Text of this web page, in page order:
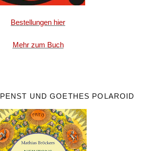
Bestellungen hier
Mehr zum Buch
UND GOETHES POLAROID